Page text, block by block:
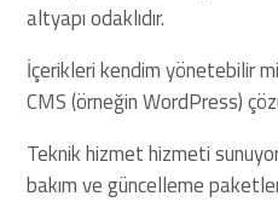
altyapı odaklıdır.
İçerikleri kendim yönetebilir
CMS (örneğin WordPress)
Teknik hizmet hizmeti
bakım ve güncelleme